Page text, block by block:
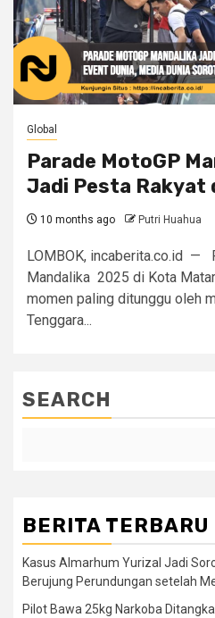
Global
Parade MotoGP
Jadi Pesta Rakyat
10 months ago Putri Huahua
LOMBOK, incaberita.co.id —
Mandalika 2025 di Kota
momen paling ditunggu oleh
Tenggara...
SEARCH
BERITA TERBARU
Kasus Almarhum Yurizal Jadi
Berujung Perundungan setelah
Pilot Bawa 25kg Narkoba